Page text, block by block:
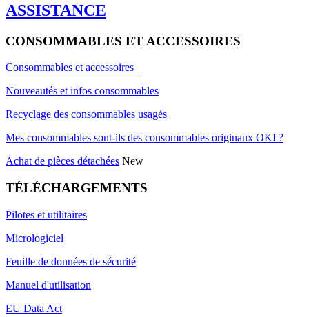
ASSISTANCE
CONSOMMABLES ET ACCESSOIRES
Consommables et accessoires
Nouveautés et infos consommables
Recyclage des consommables usagés
Mes consommables sont-ils des consommables originaux OKI ?
Achat de pièces détachées New
TÉLÉCHARGEMENTS
Pilotes et utilitaires
Micrologiciel
Feuille de données de sécurité
Manuel d'utilisation
EU Data Act